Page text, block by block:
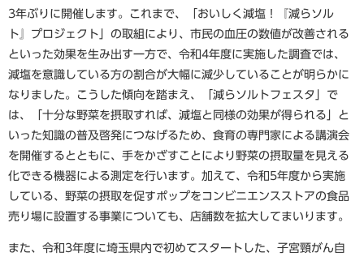
3年ぶりに開催します。これまで、「おいしく減塩！『減らソル
ト』プロジェクト」の取組により、市民の血圧の数値が改善される
といった効果を生み出す一方で、令和4年度に実施した調査では、
減塩を意識している方の割合が大幅に減少していることが明らかに
なりました。こうした傾向を踏まえ、「減らソルトフェスタ」で
は、「十分な野菜を摂取すれば、減塩と同様の効果が得られる」と
いった知識の普及啓発につなげるため、食育の専門家による講演会
を開催するとともに、手をかざすことにより野菜の摂取量を見える
化できる機器による測定を行います。加えて、令和5年度から実施
している、野菜の摂取を促すポップをコンビニエンスストアの食品
売り場に設置する事業についても、店舗数を拡大してまいります。
また、令和3年度に埼玉県内で初めてスタートした、子宮頸がん自